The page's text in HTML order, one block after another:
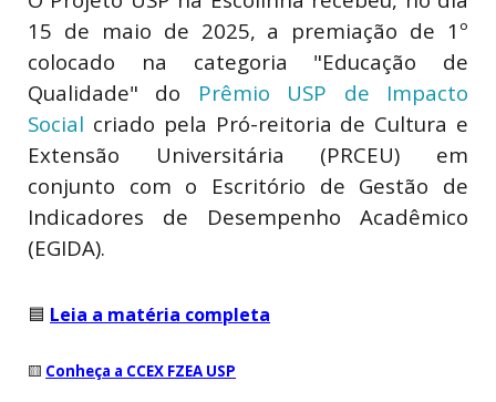
15 de maio de 2025, a premiação de 1º
colocado na categoria "Educação de
Qualidade" do Prêmio USP de Impacto
Social criado pela Pró-reitoria de Cultura e
Extensão Universitária (PRCEU) em
conjunto com o Escritório de Gestão de
Indicadores de Desempenho Acadêmico
(EGIDA).
🟦 Leia a matéria completa
🟨 Conheça a CCEX FZEA USP